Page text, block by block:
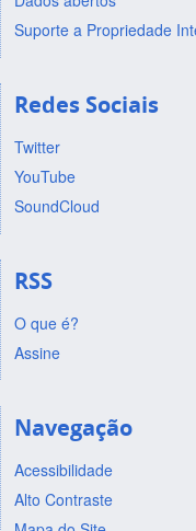
Suporte a Propriedade
Redes Sociais
Twitter
YouTube
SoundCloud
RSS
O que é?
Assine
Navegação
Acessibilidade
Alto Contraste